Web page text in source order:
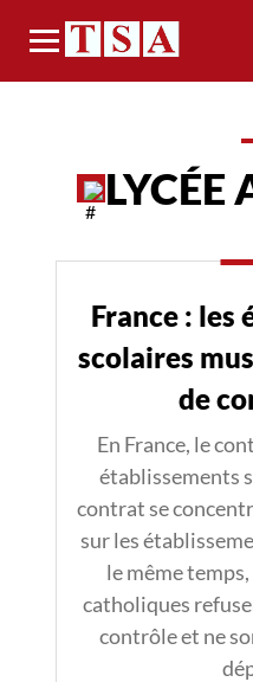
Menu
LYCÉE
France : les
scolaires
de
En France, le
établissements
contrat se
sur les
le même
catholiques
contrôle et ne